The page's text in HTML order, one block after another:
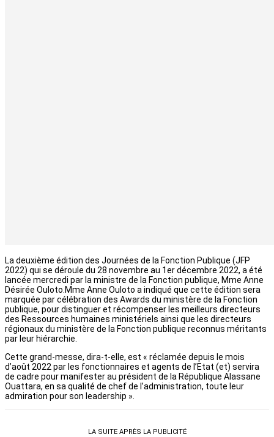
La deuxième édition des Journées de la Fonction Publique (JFP
2022) qui se déroule du 28 novembre au 1er décembre 2022, a été
lancée mercredi par la ministre de la Fonction publique, Mme Anne
Désirée Ouloto.Mme Anne Ouloto a indiqué que cette édition sera
marquée par célébration des Awards du ministère de la Fonction
publique, pour distinguer et récompenser les meilleurs directeurs
des Ressources humaines ministériels ainsi que les directeurs
régionaux du ministère de la Fonction publique reconnus méritants
par leur hiérarchie.
Cette grand-messe, dira-t-elle, est « réclamée depuis le mois
d’août 2022 par les fonctionnaires et agents de l’Etat (et) servira
de cadre pour manifester au président de la République Alassane
Ouattara, en sa qualité de chef de l’administration, toute leur
admiration pour son leadership ».
LA SUITE APRÈS LA PUBLICITÉ